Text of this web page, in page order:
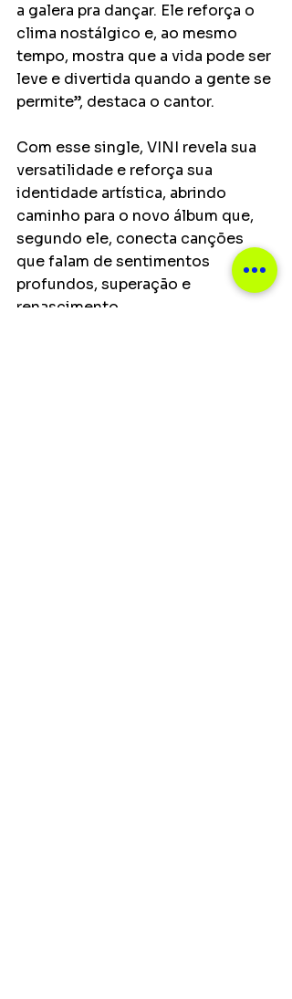
a galera pra dançar. Ele reforça o
clima nostálgico e, ao mesmo
tempo, mostra que a vida pode ser
leve e divertida quando a gente se
permite”, destaca o cantor.
Com esse single, VINI revela sua
versatilidade e reforça sua
identidade artística, abrindo
caminho para o novo álbum que,
segundo ele, conecta canções
que falam de sentimentos
profundos, superação e
renascimento.